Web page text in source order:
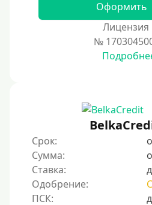
В день обращения
С 21 года
С 22 лет
С 23 лет
С 25 лет
Оформить
Лицензия
№
Срок:
Сумма:
Ставка:
Одобрение: